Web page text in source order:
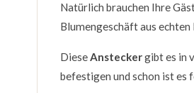
Natürlich brauchen Ihre
Blumengeschäft aus
DieseAnsteckergibt es in
befestigen und schon ist es